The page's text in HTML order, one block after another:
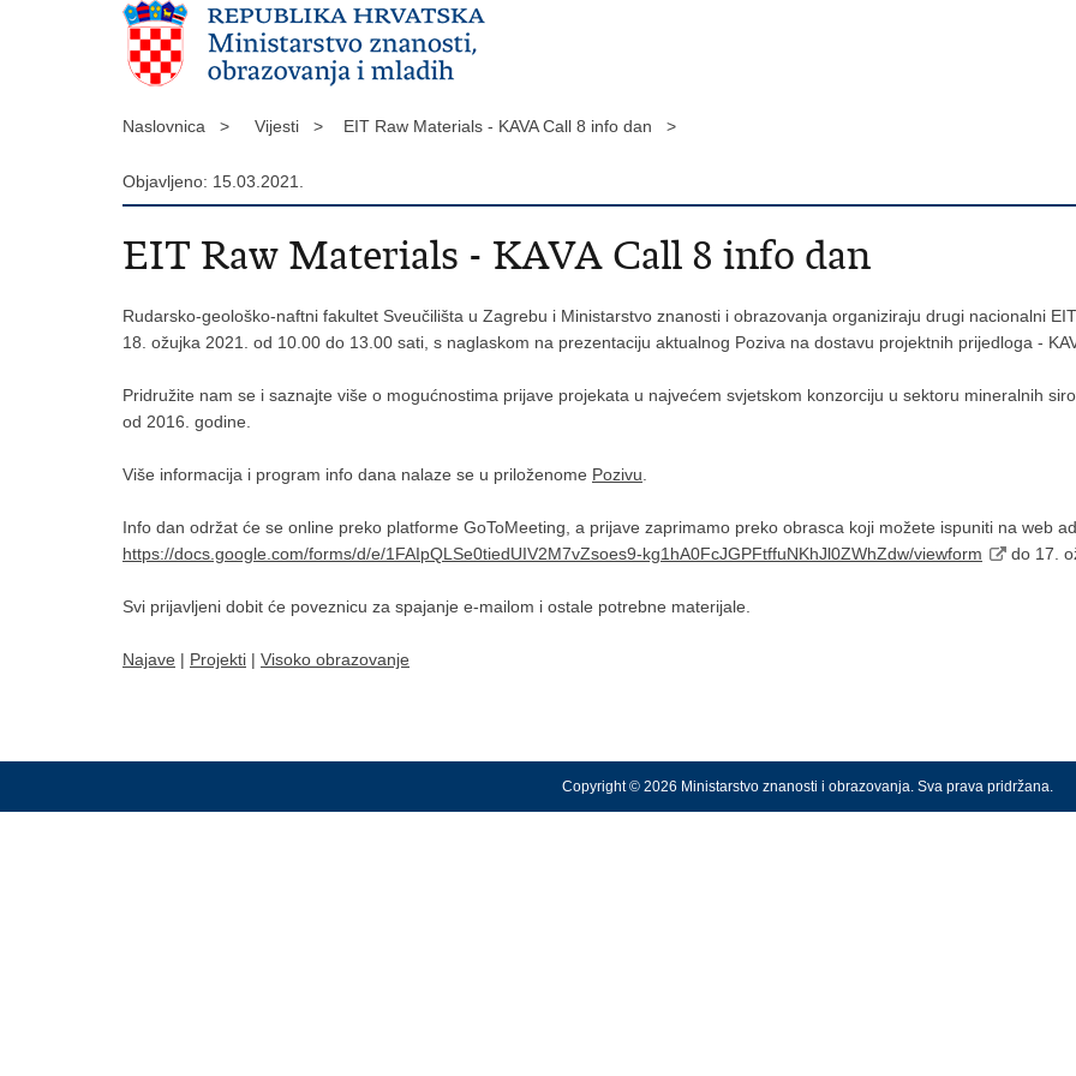
Naslovnica > Vijesti > EIT Raw Materials - KAVA Call 8 info dan >
Objavljeno: 15.03.2021.
EIT Raw Materials - KAVA Call 8 info dan
Rudarsko-geološko-naftni fakultet Sveučilišta u Zagrebu i Ministarstvo znanosti i obrazovanja organiziraju drugi nacionalni
18. ožujka 2021. od 10.00 do 13.00 sati, s naglaskom na prezentaciju aktualnog Poziva na dostavu projektnih prijedloga -
Pridružite nam se i saznajte više o mogućnostima prijave projekata u najvećem svjetskom konzorciju u sektoru mineralnih
od 2016. godine.
Više informacija i program info dana nalaze se u priloženome Pozivu
Info dan održat će se online preko platforme GoToMeeting, a prijave zaprimamo preko obrasca koji možete ispuniti na web
https://docs.google.com/forms/d/e/1FAIpQLSe0tiedUIV2M7vZsoes9-kg1hA0FcJGPFtffuNKhJl0ZWhZdw/viewform
do 17.
Svi prijavljeni dobit će poveznicu za spajanje e-mailom i ostale potrebne materijale.
Najave | Projekti | Visoko obrazovanje
Copyright © 2026 Ministarstvo znanosti i obrazovanja. Sva prava pridržana.